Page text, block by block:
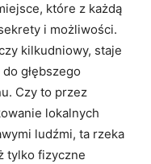
które z każdą
i możliwości.
kilkudniowy, staje
głębszego
Czy to przez
lokalnych
ludźmi, ta rzeka
tylko fizyczne